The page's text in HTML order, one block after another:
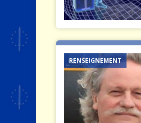
RENSEIGNEMENT